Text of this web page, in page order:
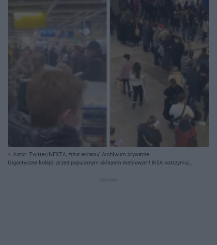
Autor: Twitter/NEXTA, zrzut ekranu/ Archiwum prywatne
Gigantyczne kolejki przed popularnym sklepem meblowym! IKEA wstrzymuje